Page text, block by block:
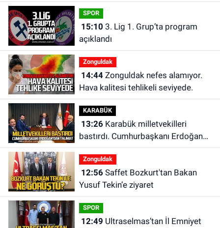
SPOR
15:10
açıklandı
Zonguldak
14:44Zonguldak nefes alamıyor.
Hava kalitesi tehlikeli seviyede.
KARABÜK
13:26Karabük milletvekilleri
bastırdı. Cumhurbaşkanı Erdoğan
talimat verdi
Zonguldak
12:56Saffet Bozkurt'tan Bakan
Yusuf Tekin’e ziyaret
SPOR
12:49